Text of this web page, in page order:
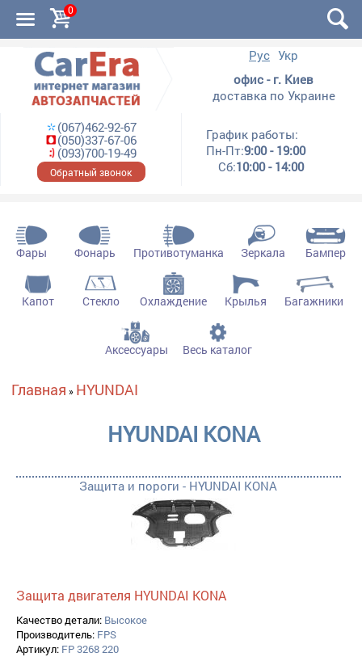
0
Рус Укр
офис - г. Киев
доставка по Украине
(067)462-92-67
(050)337-67-06
(093)700-19-49
Обратный звонок
График работы:
Пн-Пт:9:00 - 19:00
Сб:10:00 - 14:00
Фары Фонарь Противотуманка Зеркала Бампер
Капот Стекло Охлаждение Крылья Багажники
Аксессуары Весь каталог
Вы здесь
Главная » HYUNDAI
HYUNDAI KONA
Защита и пороги - HYUNDAI KONA
Защита двигателя HYUNDAI KONA
Качество детали: Высокое
Производитель: FPS
Артикул: FP 3268 220